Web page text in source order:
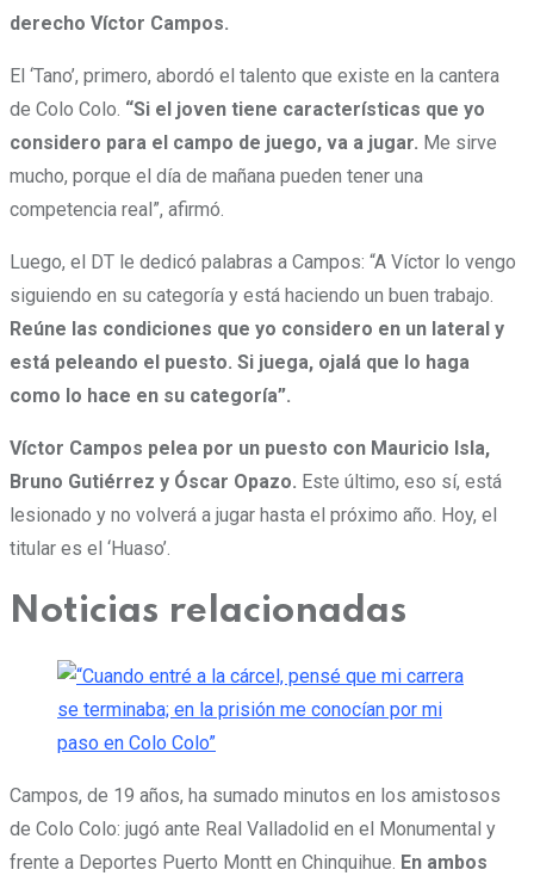
derecho Víctor Campos.
El ‘Tano’, primero, abordó el talento que existe en la cantera
de Colo Colo. “Si el joven tiene características que yo
considero para el campo de juego, va a jugar. Me sirve
mucho, porque el día de mañana pueden tener una
competencia real”, afirmó.
Luego, el DT le dedicó palabras a Campos: “A Víctor lo vengo
siguiendo en su categoría y está haciendo un buen trabajo.
Reúne las condiciones que yo considero en un lateral y
está peleando el puesto. Si juega, ojalá que lo haga
como lo hace en su categoría”.
Víctor Campos pelea por un puesto con Mauricio Isla,
Bruno Gutiérrez y Óscar Opazo. Este último, eso sí, está
lesionado y no volverá a jugar hasta el próximo año. Hoy, el
titular es el ‘Huaso’.
Noticias relacionadas
Campos, de 19 años, ha sumado minutos en los amistosos
de Colo Colo: jugó ante Real Valladolid en el Monumental y
frente a Deportes Puerto Montt en Chinquihue. En ambos